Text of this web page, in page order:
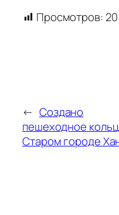
Просмотров: 20
← Создано
пешеходное
Старом городе